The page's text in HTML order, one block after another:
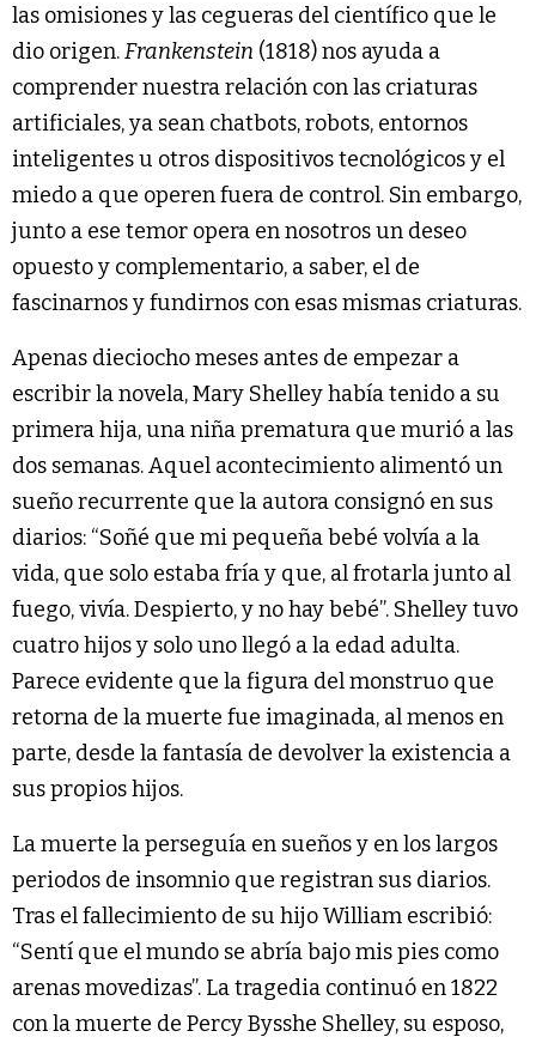
las omisiones y las cegueras del científico que le
dio origen.Frankenstein (1818) nos ayuda a
comprender nuestra relación con las criaturas
artificiales, ya sean chatbots, robots, entornos
inteligentes u otros dispositivos tecnológicos y el
miedo a que operen fuera de control. Sin embargo,
junto a ese temor opera en nosotros un deseo
opuesto y complementario, a saber, el de
fascinarnos y fundirnos con esas mismas criaturas.
Apenas dieciocho meses antes de empezar a
escribir la novela, Mary Shelley había tenido a su
primera hija, una niña prematura que murió a las
dos semanas. Aquel acontecimiento alimentó un
sueño recurrente que la autora consignó en sus
diarios: “Soñé que mi pequeña bebé volvía a la
vida, que solo estaba fría y que, al frotarla junto al
fuego, vivía. Despierto, y no hay bebé”. Shelley tuvo
cuatro hijos y solo uno llegó a la edad adulta.
Parece evidente que la figura del monstruo que
retorna de la muerte fue imaginada, al menos en
parte, desde la fantasía de devolver la existencia a
sus propios hijos.
La muerte la perseguía en sueños y en los largos
periodos de insomnio que registran sus diarios.
Tras el fallecimiento de su hijo William escribió:
“Sentí que el mundo se abría bajo mis pies como
arenas movedizas”. La tragedia continuó en 1822
con la muerte de Percy Bysshe Shelley, su esposo,